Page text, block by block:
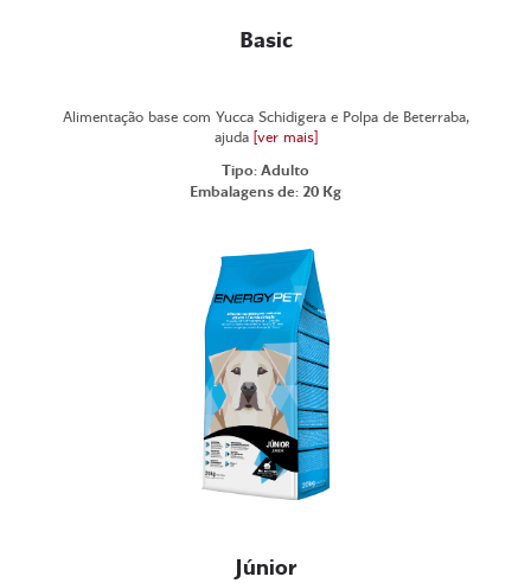
Basic
Alimentação base com Yucca Schidigera e Polpa de Beterraba,
ajuda [ver mais]
Tipo: Adulto
Embalagens de: 20 Kg
Júnior